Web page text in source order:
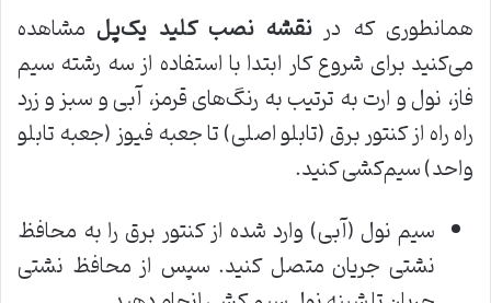
همانطوری که در نقشه نصب کلید یکپل مشاهده
می‌کنید برای شروع کار ابتدا با استفاده از سه رشته سیم
فاز، نول و ارت به ترتیب به رنگ‌های قرمز، آبی و سبز و زرد
راه راه از کنتور برق (تابلو اصلی) تا جعبه فیوز (جعبه تابلو
واحد) سیم‌کشی کنید.
سیم نول (آبی) وارد شده از کنتور برق را به محافظ
نشتی جریان متصل کنید. سپس از محافظ نشتی